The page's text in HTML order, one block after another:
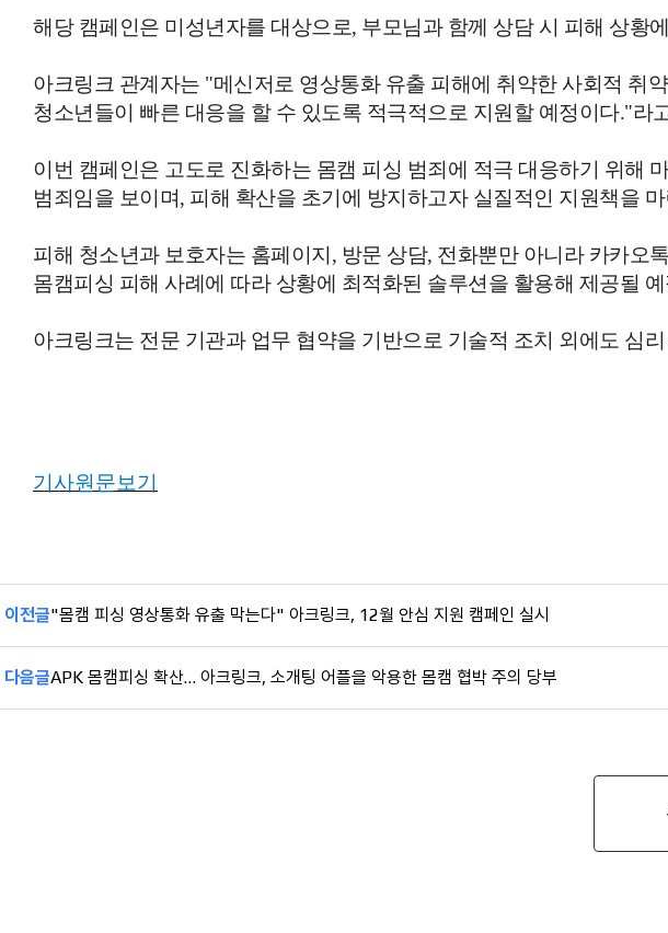
해당 캠페인은 미성년자를 대상으로, 부모님과 함께 상담 시 피해 상황
아크링크 관계자는 "메신저로 영상통화 유출 피해에 취약한 사회적 취
청소년들이 빠른 대응을 할 수 있도록 적극적으로 지원할 예정이다."라
이번 캠페인은 고도로 진화하는 몸캠 피싱 범죄에 적극 대응하기 위해
범죄임을 보이며, 피해 확산을 초기에 방지하고자 실질적인 지원책을
피해 청소년과 보호자는 홈페이지, 방문 상담, 전화뿐만 아니라 카카오
몸캠피싱 피해 사례에 따라 상황에 최적화된 솔루션을 활용해 제공될
아크링크는 전문 기관과 업무 협약을 기반으로 기술적 조치 외에도 심
기사원문보기
이전글"몸캠 피싱 영상통화 유출 막는다" 아크링크, 12월 안심 지원 캠페인 실시
다음글APK 몸캠피싱 확산… 아크링크, 소개팅 어플을 악용한 몸캠 협박 주의 당부